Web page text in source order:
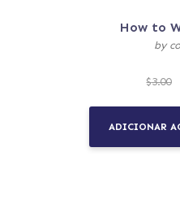
How to
by
$3.00
ADICIONAR